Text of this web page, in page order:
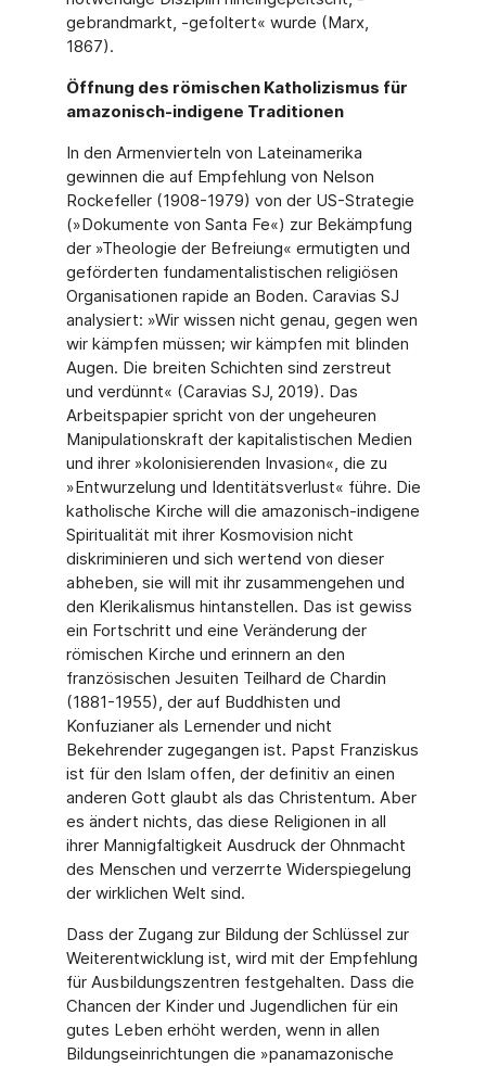
gebrandmarkt, -gefoltert« wurde (Marx,
1867).
Öffnung des römischen Katholizismus für
amazonisch-indigene Traditionen
In den Armenvierteln von Lateinamerika
gewinnen die auf Empfehlung von Nelson
Rockefeller (1908-1979) von der US-Strategie
(»Dokumente von Santa Fe«) zur Bekämpfung
der »Theologie der Befreiung« ermutigten und
geförderten fundamentalistischen religiösen
Organisationen rapide an Boden. Caravias SJ
analysiert: »Wir wissen nicht genau, gegen wen
wir kämpfen müssen; wir kämpfen mit blinden
Augen. Die breiten Schichten sind zerstreut
und verdünnt« (Caravias SJ, 2019). Das
Arbeitspapier spricht von der ungeheuren
Manipulationskraft der kapitalistischen Medien
und ihrer »kolonisierenden Invasion«, die zu
»Entwurzelung und Identitätsverlust« führe. Die
katholische Kirche will die amazonisch-indigene
Spiritualität mit ihrer Kosmovision nicht
diskriminieren und sich wertend von dieser
abheben, sie will mit ihr zusammengehen und
den Klerikalismus hintanstellen. Das ist gewiss
ein Fortschritt und eine Veränderung der
römischen Kirche und erinnern an den
französischen Jesuiten Teilhard de Chardin
(1881-1955), der auf Buddhisten und
Konfuzianer als Lernender und nicht
Bekehrender zugegangen ist. Papst Franziskus
ist für den Islam offen, der definitiv an einen
anderen Gott glaubt als das Christentum. Aber
es ändert nichts, das diese Religionen in all
ihrer Mannigfaltigkeit Ausdruck der Ohnmacht
des Menschen und verzerrte Widerspiegelung
der wirklichen Welt sind.
Dass der Zugang zur Bildung der Schlüssel zur
Weiterentwicklung ist, wird mit der Empfehlung
für Ausbildungszentren festgehalten. Dass die
Chancen der Kinder und Jugendlichen für ein
gutes Leben erhöht werden, wenn in allen
Bildungseinrichtungen die »panamazonische